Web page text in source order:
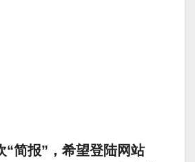
“简报”，希望登陆网站